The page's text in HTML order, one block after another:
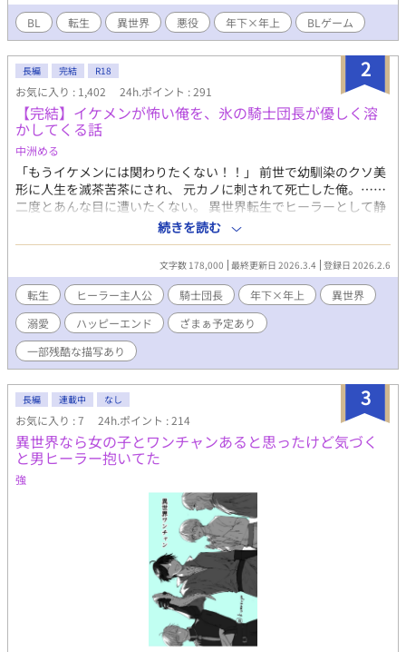
BL 転生 異世界 悪役 年下×年上 BLゲーム
2
長編 完結 R18
お気に入り : 1,402 24h.ポイント : 291
【完結】イケメンが怖い俺を、氷の騎士団長が優しく溶
かしてくる話
中洲める
「もうイケメンには関わりたくない！！」 前世で幼馴染のクソ美
形に人生を滅茶苦茶にされ、 元カノに刺されて死亡した俺。……
二度とあんな目に遭いたくない。 異世界転生でヒーラーとして静
かに生きるはずが、 助けた第五騎士団の団長様（超絶美形）にロ
ックオンされてしまう。 顔が良すぎてトラウマが発動、過呼吸寸
前……と思いきや、 彼の魔力は俺にだけ「優しく馴染む」とか言
われて、 氷のように冷たい騎士団長の心も体も、俺にだけは温か
い。 「嫌でなければ、このままで……」 守備範囲外のイケメン相
手に、どうすればいいんだ……！？ 【顔面偏差値MAXの氷の騎士
団長（年下）】×【イケメン苦手転生ヒーラー】 トラウマと向き
合う日々が、なぜか甘くて温かい日常に変わっていく―― イケメ
ンに人生をかき回される転生ヒーラーファンタジー、ここに開
す。 ムーンライトにも同時掲載中 基本毎日更新。最後まで書けま
したので完結確約です。全三章。 ※転載・AI取り込み禁止※
続きを読む
文字数 178,000 最終更新日 2026.3.4 登録日 2026.2.6
転生 ヒーラー主人公 騎士団長 年下×年上
異世界
溺愛
ハッピーエンド
ざまぁ予定あり
一部残酷な描写あり
3
長編 連載中 なし
お気に入り : 7 24h.ポイント : 214
異世界なら女の子とワンチャンあると思ったけど気づく
と男ヒーラー抱いてた
強